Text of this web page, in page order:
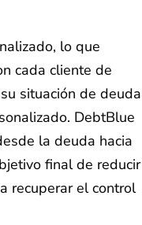
lo que
cada cliente de
situación de deuda
DebtBlue
la deuda hacia
final de reducir
recuperar el control